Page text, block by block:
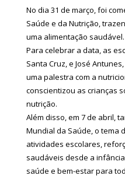
No dia 31 de março, foi
Saúde e da Nutrição,
uma alimentação saudável.
Para celebrar a data, as
Santa Cruz, e José
uma palestra com a
conscientizou as crianças
nutrição.
Além disso, em 7 de abril,
Mundial da Saúde, o tema
atividades escolares,
saudáveis desde a
saúde e bem-estar para